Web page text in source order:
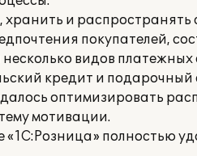
хранить и
покупателей,
видов
кредит и
оптимизировать
мотивации.
полностью